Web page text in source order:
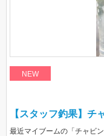
NEW
【スタッフ釣果】チ